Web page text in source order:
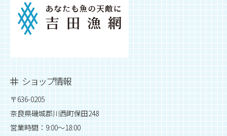
ショップ情報
〒636-0205
奈良県磯城郡川西町保田248
営業時間：9:00～18:00